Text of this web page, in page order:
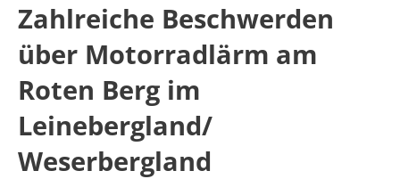
Zahlreiche Beschwerden
über Motorradlärm am
Roten Berg im
Leinebergland/
Weserbergland